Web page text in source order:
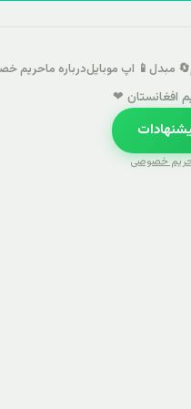
🔄 مبدل 📱 اپ موبایلدرباره ماحریم
خصوصی